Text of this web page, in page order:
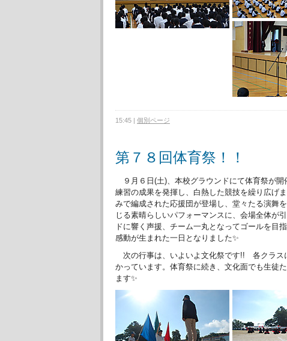
15:45 個別ページ
第７８回体育祭！！
９月６日(土)、本校グラウンドにて体育祭が
練習の成果を発揮し、白熱した競技を繰り広げ
みで編成された応援団が登場し、堂々たる演舞
じる素晴らしいパフォーマンスに、会場全体
ドに響く声援、チーム一丸となってゴールを目
感動が生まれた一日となりました✨
次の行事は、いよいよ文化祭です!! 各クラス
かっています。体育祭に続き、文化面でも生徒
ます✨